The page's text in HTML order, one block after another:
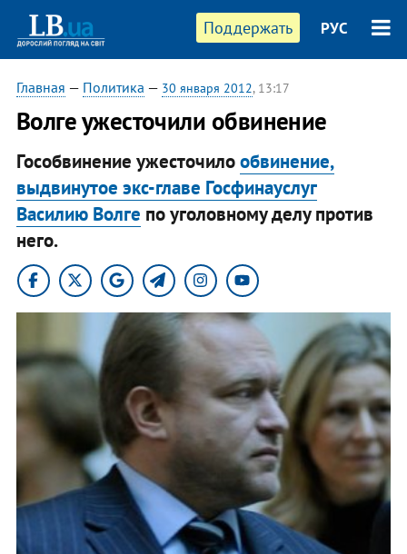
Поддержать РУС
Главная — Политика — 30 января 2012, 13:17
Волге ужесточили обвинение
Гособвинение ужесточилообвинение,
выдвинутое экс-главе Госфинауслуг
Василию Волге по уголовному делу против
него.